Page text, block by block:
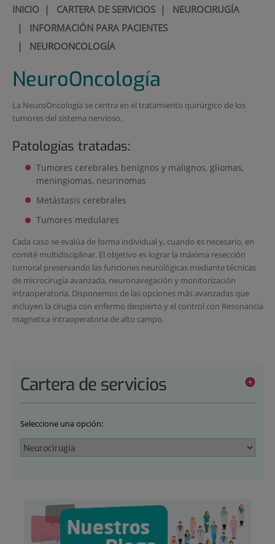
INICIO| CARTERA DE SERVICIOS| NEUROCIRUGÍA
| INFORMACIÓN PARA PACIENTES
| NEUROONCOLOGÍA
NeuroOncología
La NeuroOncología se centra en el tratamiento quirúrgico de los
tumores del sistema nervioso.
Patologías tratadas:
Tumores cerebrales benignos y malignos, gliomas,
meningiomas, neurinomas
Metástasis cerebrales
Tumores medulares
Cada caso se evalúa de forma individual y, cuando es necesario, en
comité multidisciplinar. El objetivo es lograr la máxima resección
tumoral preservando las funciones neurológicas mediante técnicas
de microcirugía avanzada, neuronavegación y monitorización
intraoperatoria. Disponemos de las opciones más avanzadas que
incluyen la cirugia con enfermo despierto y el control con Resonancia
magnetica intraoperatoria de alto campo.
Cartera de servicios
Seleccione una opción: